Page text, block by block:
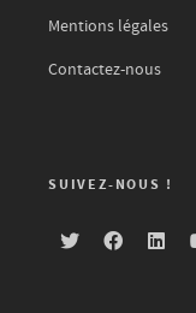
Mentions légales
Contactez-nous
SUIVEZ-NOUS !